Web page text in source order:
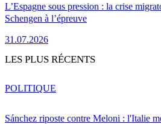
L’Espagne sous pression : la crise
Schengen à l’épreuve
31.07.2026
LES PLUS RÉCENTS
Sánchez riposte contre Meloni : l'Italie
POLITIQUE